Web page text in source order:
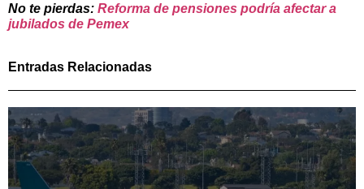
No te pierdas: Reforma de pensiones podría afectar a
jubilados de Pemex
Entradas Relacionadas